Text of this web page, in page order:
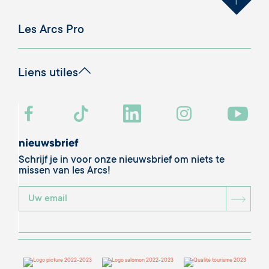
Les Arcs Pro
Liens utiles
nieuwsbrief
Schrijf je in voor onze nieuwsbrief om niets te
missen van les Arcs!